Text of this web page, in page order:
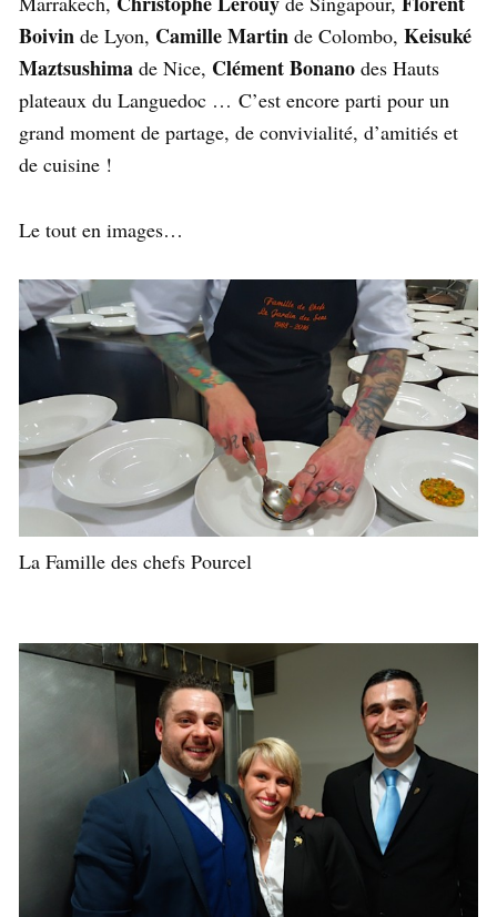
Boivin de Lyon, Camille Martin de Colombo, Keisuké
Maztsushima de Nice, Clément Bonano des Hauts
plateaux du Languedoc … C’est encore parti pour un
grand moment de partage, de convivialité, d’amitiés et
de cuisine !
Le tout en images…
La Famille des chefs Pourcel